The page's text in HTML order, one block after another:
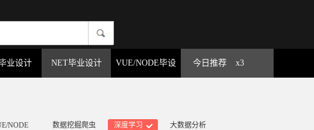
业设计 NET毕业设计 VUE/NODE毕设 今日推荐 x3
NODE 数据挖掘爬虫 深度学习 大数据分析